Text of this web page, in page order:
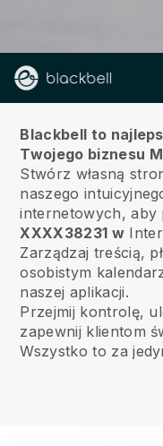
Blackbell to
Twojego biznesu
Stwórz własną
naszego
internetowych, aby
XXXX38231 w
Zarządzaj treścią,
osobistym
naszej aplikacji.
Przejmij kontrolę,
zapewnij klientom
Wszystko to za